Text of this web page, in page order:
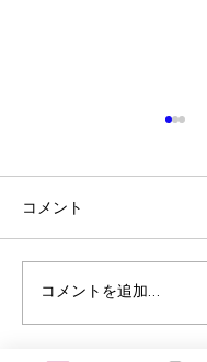
「F.T.S.ニュース
日より、日本入
コメント
コメントを追加…